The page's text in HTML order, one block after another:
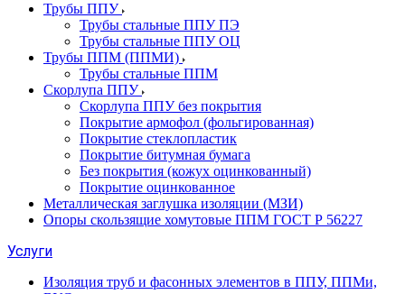
Трубы ППУ
Трубы стальные ППУ ПЭ
Трубы стальные ППУ ОЦ
Трубы ППМ (ППМИ)
Трубы стальные ППМ
Скорлупа ППУ
Скорлупа ППУ без покрытия
Покрытие армофол (фольгированная)
Покрытие стеклопластик
Покрытие битумная бумага
Без покрытия (кожух оцинкованный)
Покрытие оцинкованное
Металлическая заглушка изоляции (МЗИ)
Опоры скользящие хомутовые ППМ ГОСТ Р 56227
Услуги
Изоляция труб и фасонных элементов в ППУ, ППМи,